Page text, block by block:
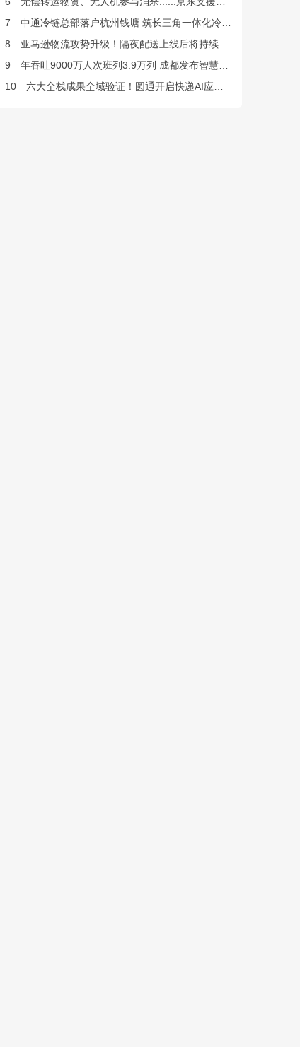
7
中通冷链总部落户杭州钱塘 筑长三角一体化冷链中枢基地
8
亚马逊物流攻势升级！隔夜配送上线后将持续挤压快递巨头
9
年吞吐9000万人次班列3.9万列 成都发布智慧物流“双清单”
10
六大全栈成果全域验证！圆通开启快递AI应用规模化落地